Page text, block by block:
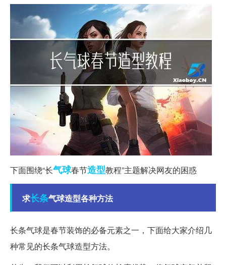
下面围绕“长气球春节造型教程”主题解决网友的困惑
求长条气球造型各种方法
长条气球是春节装饰的必备元素之一，下面给大家介绍几
种常见的长条气球造型方法。